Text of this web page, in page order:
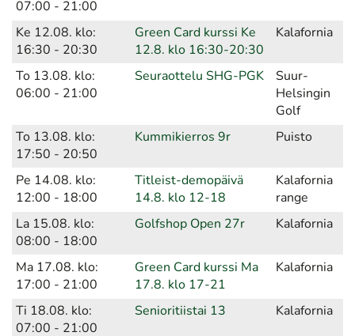
07:00 - 21:00
Ke 12.08. klo:
16:30 - 20:30
Green Card kurssi Ke
12.8. klo 16:30-20:30
Kalafornia
To 13.08. klo:
06:00 - 21:00
Seuraottelu SHG-PGK
Suur-
Helsingin
Golf
To 13.08. klo:
17:50 - 20:50
Kummikierros 9r Puisto
Pe 14.08. klo:
12:00 - 18:00
Titleist-demopäivä
14.8. klo 12-18
Kalafornia
range
La 15.08. klo:
08:00 - 18:00
Golfshop Open 27r Kalafornia
Ma 17.08. klo:
17:00 - 21:00
Green Card kurssi Ma
17.8. klo 17-21
Kalafornia
Ti 18.08. klo:
07:00 - 21:00
Senioritiistai 13 Kalafornia